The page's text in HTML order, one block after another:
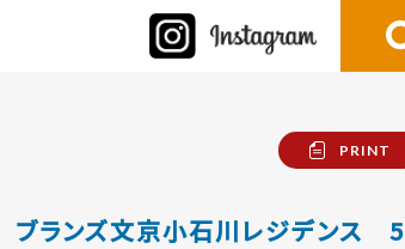
PRINT
ブランズ文京小石川レジデンス 5